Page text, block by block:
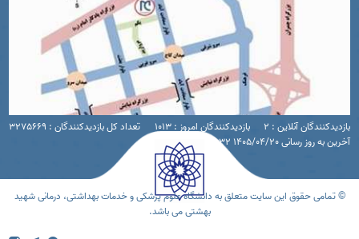
بازدیدکنندگان آنلاین : 2 بازدیدکنندگان امروز : 1013
تعداد کل بازدیدکنندگان : 3275669
آخرین به روز رسانی 1405/04/20 16:32
© تمامی حقوق این سایت متعلق به دانشگاه علوم پزشکی و خدمات بهداشتی، درمانی شهید
بهشتی می باشد.